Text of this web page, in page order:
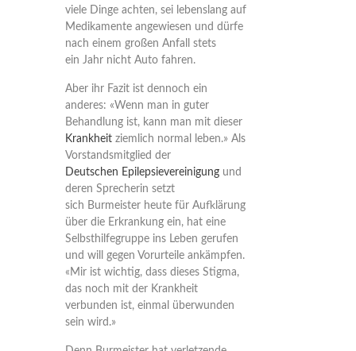
viele Dinge achten, sei lebenslang auf
Medikamente angewiesen und dürfe
nach einem großen Anfall stets
ein Jahr nicht Auto fahren.
Aber ihr Fazit ist dennoch ein
anderes: «Wenn man in guter
Behandlung ist, kann man mit dieser
Krankheitziemlich normal leben.» Als
Vorstandsmitglied der
Deutschen Epilepsievereinigungund
deren Sprecherin setzt
sich Burmeister heute für Aufklärung
über die Erkrankung ein, hat eine
Selbsthilfegruppe ins Leben gerufen
und will gegen Vorurteile ankämpfen.
«Mir ist wichtig, dass dieses Stigma,
das noch mit der Krankheit
verbunden ist, einmal überwunden
sein wird.»